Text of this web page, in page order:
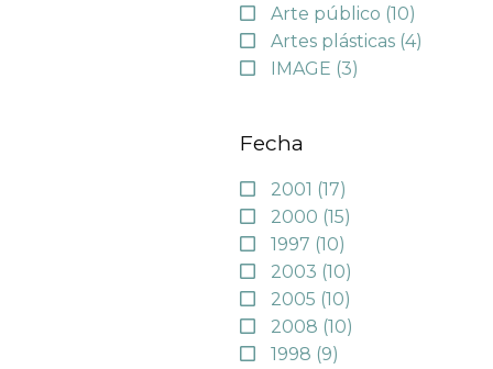
Arte público (10)
Artes plásticas (4)
IMAGE (3)
Fecha
2001 (17)
2000 (15)
1997 (10)
2003 (10)
2005 (10)
2008 (10)
1998 (9)